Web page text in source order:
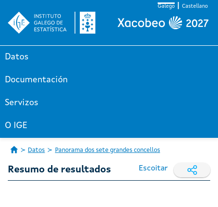
Galego Castellano
Datos
Documentación
Servizos
O IGE
Datos Panorama dos sete grandes concellos
Resumo de resultados Escoitar